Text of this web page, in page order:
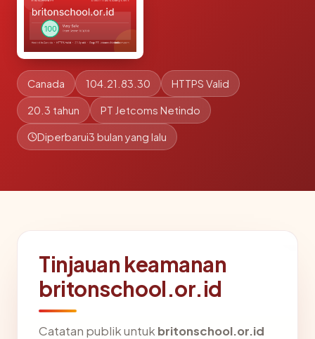
Canada 104.21.83.30 HTTPS Valid
20.3 tahun PT Jetcoms Netindo
Diperbarui3 bulan yang lalu
Tinjauan keamanan
britonschool.or.id
Catatan publik untuk britonschool.or.id